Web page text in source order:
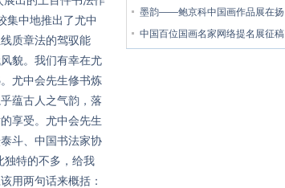
集中地推出了尤中
质章法的驾驭能
貌。我们有幸在尤
尤中会先生修书炼
蕴古人之气韵，落
享受。尤中会先生
斗、中国书法家协
独特的不多，给我
用两句话来概括：
墨韵——鲍京科中国画作品展在扬
中国百位国画名家网络提名展征稿